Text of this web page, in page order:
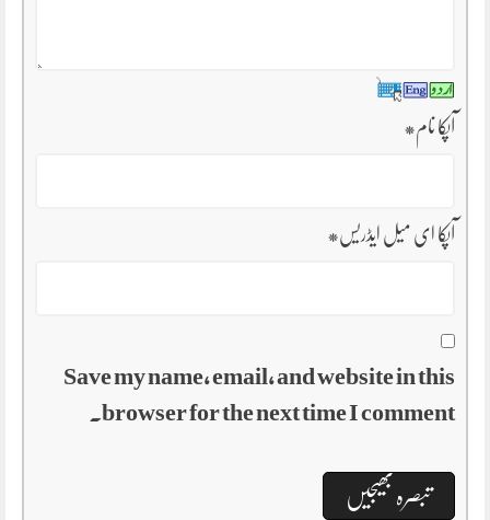
آپکا نام*
آپکا ای میل ایڈریس*
Save my name, email, and website in this
browser for the next time I comment.